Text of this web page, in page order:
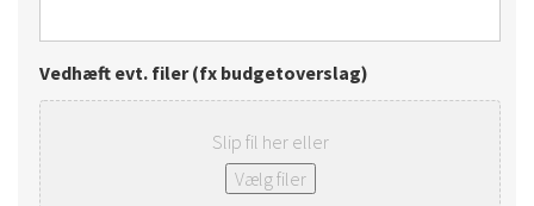
Vedhæft evt. filer (fx budgetoverslag)
Slip fil her eller
Vælg filer